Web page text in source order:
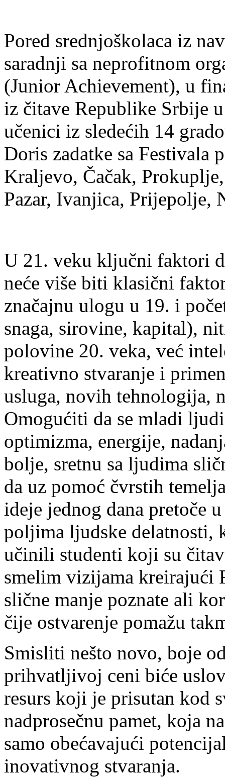
Pored srednjoškolaca iz
saradnji sa neprofitnom
(Junior Achievement), u
iz čitave Republike Srbije
učenici iz sledećih 14
Doris zadatke sa Festivala
Kraljevo, Čačak,
Pazar, Ivanjica, Prijepolje,
U 21. veku ključni faktori
neće više biti klasični
značajnu ulogu u 19. i
snaga, sirovine, kapital),
polovine 20. veka, već
kreativno stvaranje i
usluga, novih tehnologija,
Omogućiti da se mladi
optimizma, energije,
bolje, sretnu sa ljudima
da uz pomoć čvrstih
ideje jednog dana pretoče
poljima ljudske delatnosti,
učinili studenti koji su
smelim vizijama kreirajući
slične manje poznate ali
čije ostvarenje pomažu
Smisliti nešto novo, boje
prihvatljivoj ceni biće
resurs koji je prisutan kod
nadprosečnu pamet, koja
samo obećavajući
inovativnog stvaranja.